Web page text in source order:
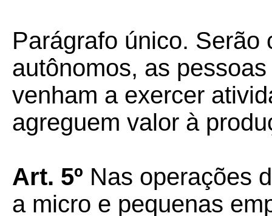
Parágrafo único. Serão
autônomos, as
venham a exercer
agreguem valor à
Art. 5º Nas operações
a micro e pequenas